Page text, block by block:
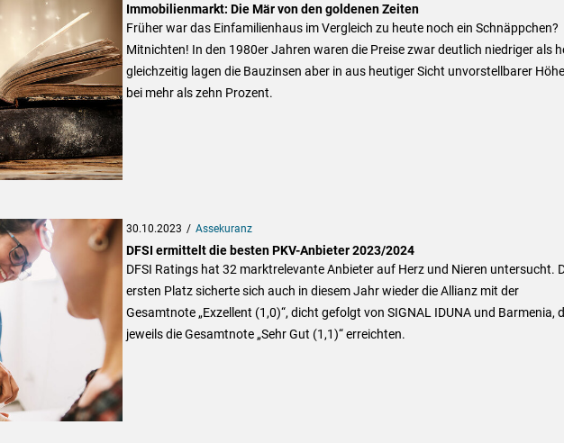
Immobilienmarkt: Die Mär von den goldenen Zeiten
Früher war das Einfamilienhaus im Vergleich zu heute noch ein Schnäppchen?
Mitnichten! In den 1980er Jahren waren die Preise zwar deutlich niedriger als
gleichzeitig lagen die Bauzinsen aber in aus heutiger Sicht unvorstellbarer
bei mehr als zehn Prozent.
30.10.2023 Assekuranz
DFSI ermittelt die besten PKV-Anbieter 2023/2024
DFSI Ratings hat 32 marktrelevante Anbieter auf Herz und Nieren untersucht.
ersten Platz sicherte sich auch in diesem Jahr wieder die Allianz mit der
Gesamtnote „Exzellent (1,0)“, dicht gefolgt von SIGNAL IDUNA und Barmenia,
jeweils die Gesamtnote „Sehr Gut (1,1)“ erreichten.